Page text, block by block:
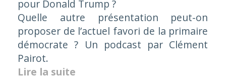
pour Donald Trump ?
Quelle autre présentation peut-on
proposer de l’actuel favori de la primaire
démocrate ? Un podcast par Clément
Pairot.
Lire la suite